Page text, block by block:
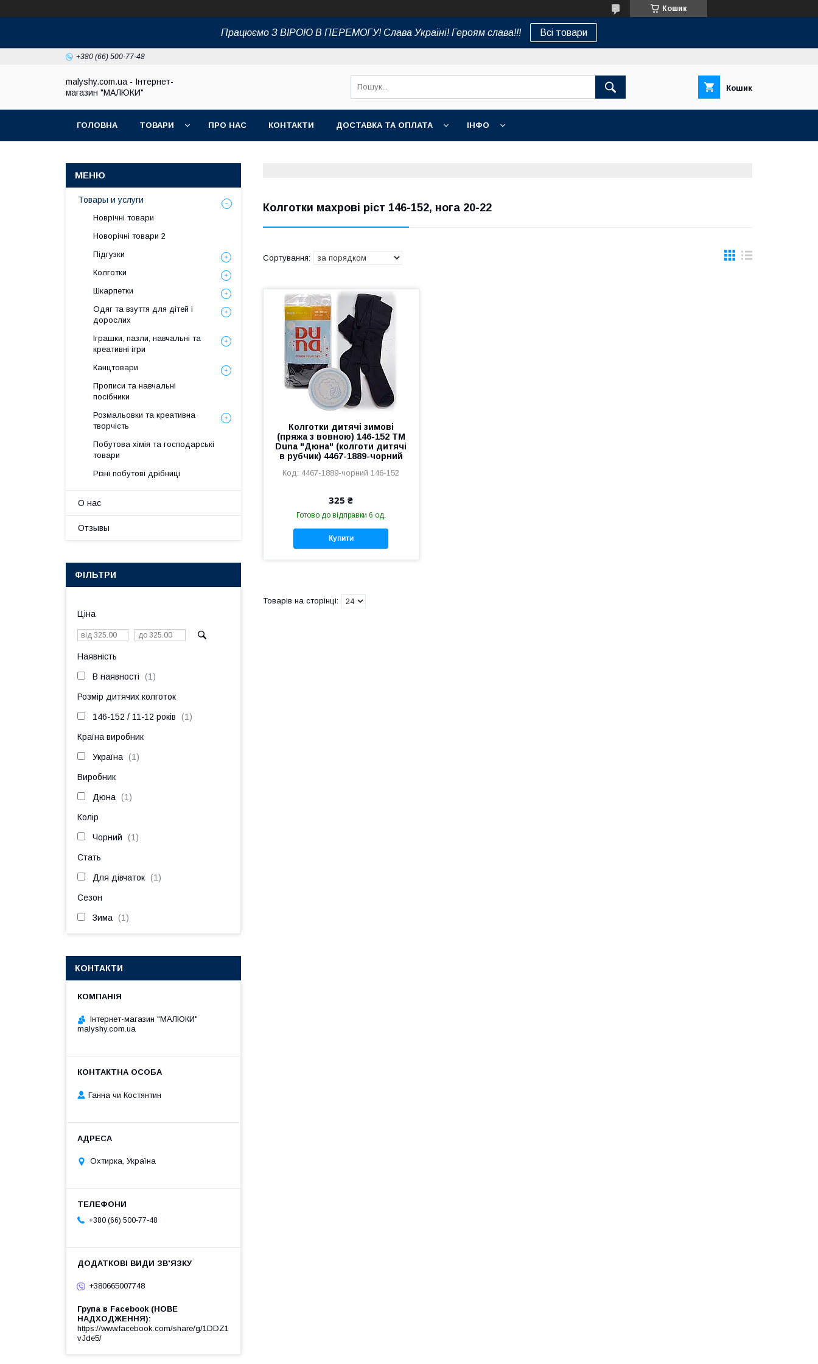
Кошик
Працюємо З ВІРОЮ В ПЕРЕМОГУ! Слава Україні! Героям слава!!! Всі товари
+380 (66) 500-77-48
malyshy.com.ua - Інтернет-
магазин "МАЛЮКИ"
Кошик
ГОЛОВНА ТОВАРИ ПРО НАС КОНТАКТИ ДОСТАВКА ТА ОПЛАТА ІНФО
Колготки махрові ріст 146-152, нога 20-22
Колготки дитячі зимові
(пряжа з вовною) 146-152 ТМ
Duna "Дюна" (колготи дитячі
в рубчик) 4467-1889-чорний
4467-1889-чорний 146-152
325 ₴
Готово до відправки 6 од.
Купити
Товары и услуги
Новрічні товари
Новорічні товари 2
Підгузки
Колготки
Шкарпетки
Одяг та взуття для дітей і
дорослих
Іграшки, пазли, навчальні та
креативні ігри
Канцтовари
Прописи та навчальні
посібники
Розмальовки та креативна
творчість
Побутова хімія та господарські
товари
Різні побутові дрібниці
О нас
Отзывы
ФІЛЬТРИ
Ціна
Наявність
В наявності 1
Розмір дитячих колготок
146-152 / 11-12 років 1
Країна виробник
Україна 1
Виробник
Дюна 1
Колір
Чорний 1
Стать
Для дівчаток 1
Сезон
Зима 1
КОНТАКТИ
Інтернет-магазин "МАЛЮКИ"
malyshy.com.ua
Ганна чи Костянтин
Охтирка, Україна
+380 (66) 500-77-48
+380665007748
Група в Facebook (НОВЕ
НАДХОДЖЕННЯ)
https://www.facebook.com/share/g/1DDZ1
vJde5/